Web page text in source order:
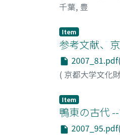
千葉, 豊
Item
参考文献、
( 京都大学文化
Item
鴨東の古代